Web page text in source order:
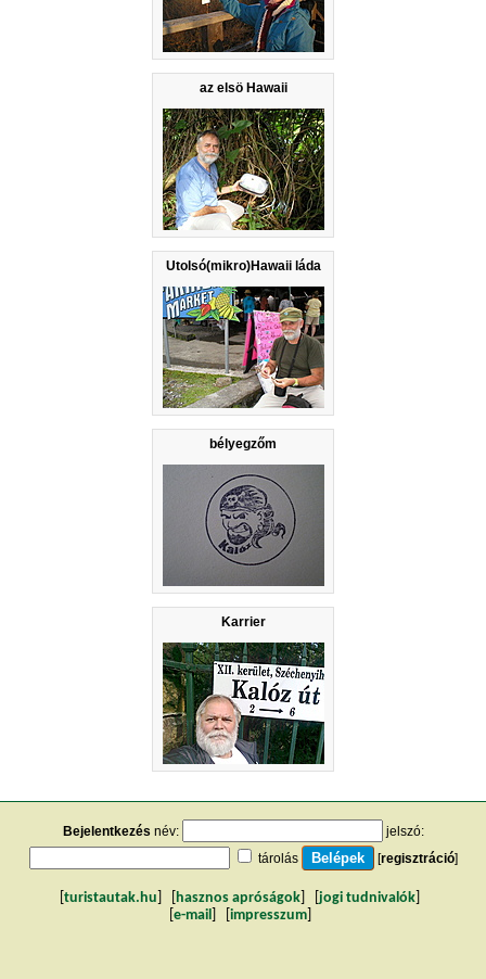
az elsö Hawaii
Utolsó(mikro)Hawaii láda
bélyegzőm
Karrier
Bejelentkezés név:
jelszó:
tárolás
[regisztráció]
turistautak.hu hasznos apróságok jogi tudnivalók
e-mail impresszum]